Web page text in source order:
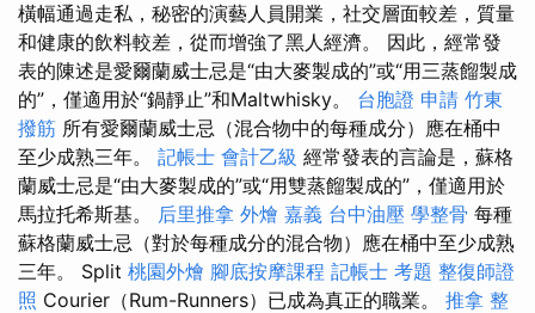
橫幅通過走私，秘密的演藝人員開業，社交層面較差，質量
和健康的飲料較差，從而增強了黑人經濟。 因此，經常發
表的陳述是愛爾蘭威士忌是“由大麥製成的”或“用三蒸餾製成
的”，僅適用於“鍋靜止”和Maltwhisky。 台胞證 申請 竹東
撥筋 所有愛爾蘭威士忌（混合物中的每種成分）應在桶中
至少成熟三年。 記帳士 會計乙級 經常發表的言論是，蘇格
蘭威士忌是“由大麥製成的”或“用雙蒸餾製成的”，僅適用於
馬拉托希斯基。 后里推拿 外燴 嘉義 台中油壓 學整骨 每種
蘇格蘭威士忌（對於每種成分的混合物）應在桶中至少成熟
三年。 Split 桃園外燴 腳底按摩課程 記帳士 考題 整復師證
照 Courier（Rum-Runners）已成為真正的職業。 推拿 整